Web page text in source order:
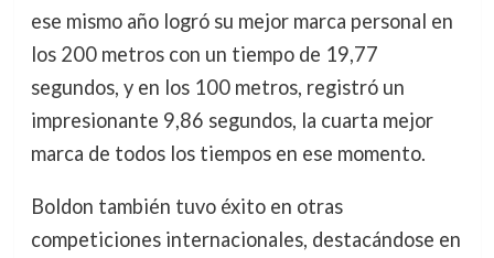
ese mismo año logró su mejor marca personal en
los 200 metros con un tiempo de 19,77
segundos, y en los 100 metros, registró un
impresionante 9,86 segundos, la cuarta mejor
marca de todos los tiempos en ese momento.
Boldon también tuvo éxito en otras
competiciones internacionales, destacándose en